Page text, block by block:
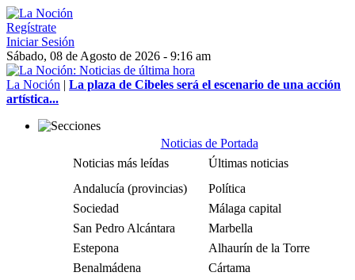
Regístrate
Iniciar Sesión
Sábado, 08 de Agosto de 2026 - 9:16 am
La Noción | La plaza de Cibeles será el escenario de una acción
artística...
Noticias de Portada
Noticias más leídas
Últimas noticias
Andalucía (provincias)
Política
Sociedad
Málaga capital
San Pedro Alcántara
Marbella
Estepona
Alhaurín de la Torre
Benalmádena
Cártama